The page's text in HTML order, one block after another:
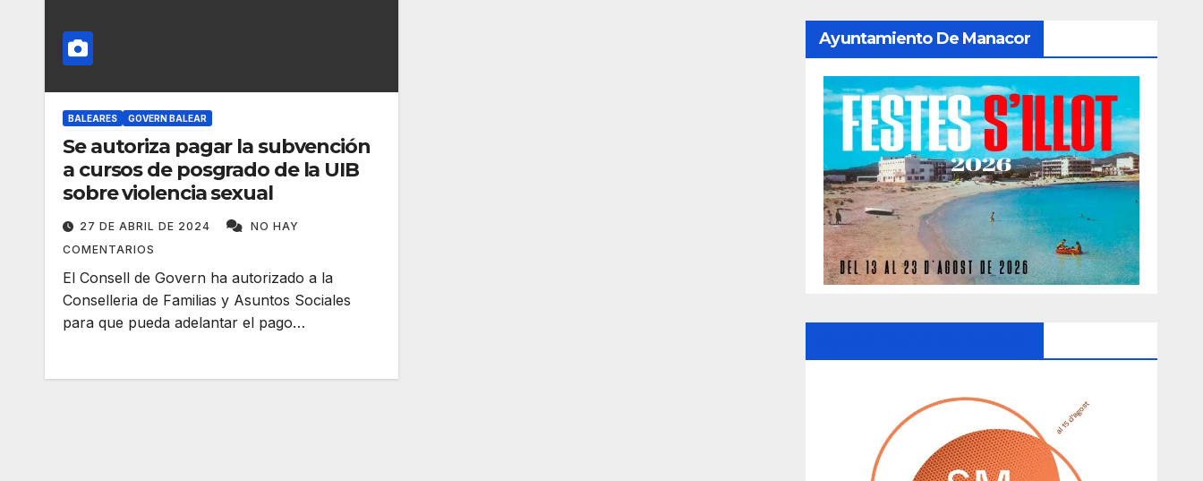
BALEARES GOVERN BALEAR
Se autoriza pagar la subvención
a cursos de posgrado de la UIB
sobre violencia sexual
27 DE ABRIL DE 2024
NO HAY
COMENTARIOS
El Consell de Govern ha autorizado a la
Conselleria de Familias y Asuntos Sociales
para que pueda adelantar el pago…
Ayuntamiento De Manacor